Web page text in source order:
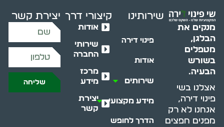
מנקים את
הבלגן,
מטפלים
בשורש
הבעיה.
אצלנו בשי
פינוי דירה,
אנחנו לא רק
מפנים חפצים
שירותינו
פינוי דירה
אודות
שירותים
מידע מקצועי
הדרך לחופש
קיצורי דרך
אודות
שירותי
החברה
מרכז
מידע
יצירת
קשר
יצירת קשר
שליחה